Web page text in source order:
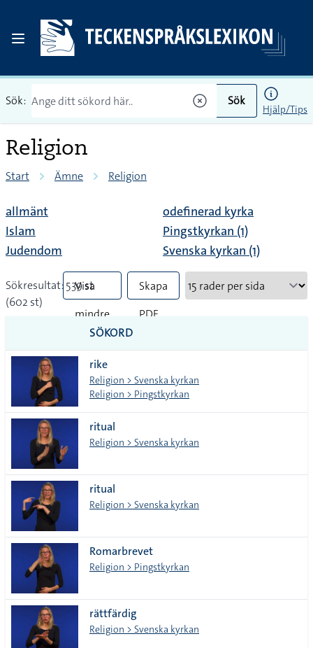
Sök: Sök
Hjälp/Tips
Religion
Start Ämne Religion
allmänt
Islam
Judendom
odefinerad kyrka
Pingstkyrkan (1)
Svenska kyrkan (1)
Sökresultat: 539 st
(602 st)
Visa
mindre
tecken
Skapa
PDF
SÖKORD
rike
Religion > Svenska kyrkan
Religion > Pingstkyrkan
ritual
Religion > Svenska kyrkan
ritual
Religion > Svenska kyrkan
Romarbrevet
Religion > Pingstkyrkan
rättfärdig
Religion > Svenska kyrkan